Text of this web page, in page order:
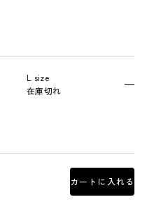
L size
在庫切れ
—
カートに入れる